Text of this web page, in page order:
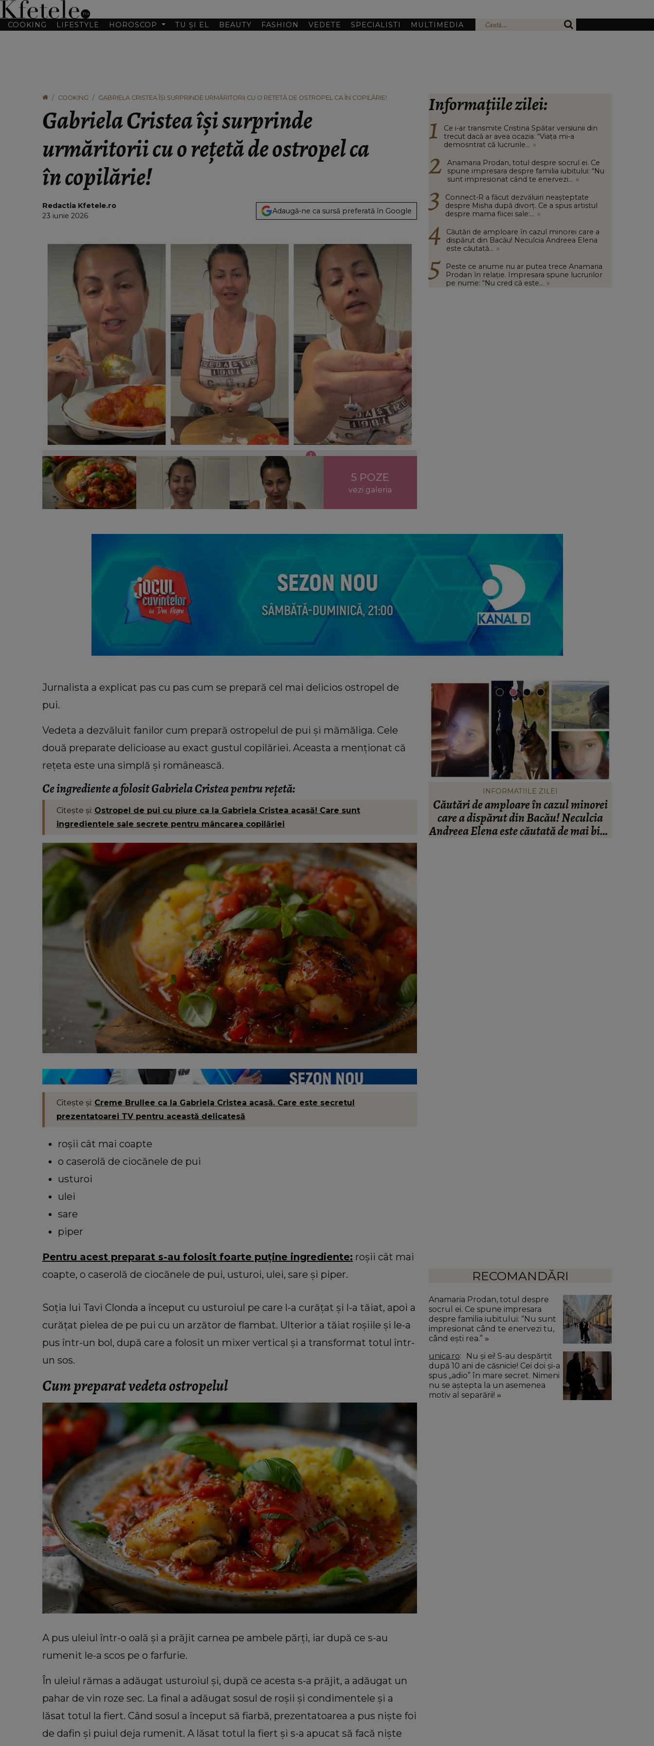
COOKING LIFESTYLE HOROSCOP TU ȘI EL BEAUTY FASHION VEDETE SPECIALISTI MULTIMEDIA
COOKING GABRIELA CRISTEA ÎȘI SURPRINDE URMĂRITORII CU O REȚETĂ DE OSTROPEL CA ÎN COPILĂRIE!
Gabriela Cristea își surprinde
urmăritorii cu o rețetă de ostropel ca
în copilărie!
Redactia Kfetele.ro
23 iunie 2026
Adaugă-ne ca sursă preferată în Google
Gabriela Cristea își surprinde urmăritorii cu o rețetă de ostropel ca în copilărie!
5 POZE
vezi galeria
Informațiile zilei:
Ce i-ar transmite Cristina Spătar versiunii din
trecut dacă ar avea ocazia: “Viața mi-a
demosntrat că lucrurile... »
Anamaria Prodan, totul despre socrul ei. Ce
spune impresara despre familia iubitului: “Nu
sunt impresionat când te enervezi... »
Connect-R a făcut dezvăluiri neașteptate
despre Misha după divorț. Ce a spus artistul
despre mama fiicei sale:... »
Căutări de amploare în cazul minorei care a
dispărut din Bacău! Neculcia Andreea Elena
este căutată... »
Peste ce anume nu ar putea trece Anamaria
Prodan în relație. Impresara spune lucrurilor
pe nume: “Nu cred că este... »
Jurnalista a explicat pas cu pas cum se prepară cel mai delicios ostropel de
pui.
Vedeta a dezvăluit fanilor cum prepară ostropelul de pui și mămăliga. Cele
două preparate delicioase au exact gustul copilăriei. Aceasta a menționat că
rețeta este una simplă și românească.
Ce ingrediente a folosit Gabriela Cristea pentru rețetă:
Citește și: Ostropel de pui cu piure ca la Gabriela Cristea acasă! Care sunt
ingredientele sale secrete pentru mâncarea copilăriei
Citește și: Creme Brullee ca la Gabriela Cristea acasă. Care este secretul
prezentatoarei TV pentru această delicatesă
roșii cât mai coapte
o caserolă de ciocănele de pui
usturoi
ulei
sare
piper
Pentru acest preparat s-au folosit foarte puține ingrediente: roșii cât mai
coapte, o caserolă de ciocănele de pui, usturoi, ulei, sare și piper.
Soția lui Tavi Clonda a început cu usturoiul pe care l-a curățat și l-a tăiat, apoi a
curățat pielea de pe pui cu un arzător de flambat. Ulterior a tăiat roșiile și le-a
pus într-un bol, după care a folosit un mixer vertical și a transformat totul într-
un sos.
Cum preparat vedeta ostropelul
A pus uleiul într-o oală și a prăjit carnea pe ambele părți, iar după ce s-au
rumenit le-a scos pe o farfurie.
În uleiul rămas a adăugat usturoiul și, după ce acesta s-a prăjit, a adăugat un
pahar de vin roze sec. La final a adăugat sosul de roșii și condimentele și a
lăsat totul la fiert. Când sosul a început să fiarbă, prezentatoarea a pus niște foi
de dafin și puiul deja rumenit. A lăsat totul la fiert și s-a apucat să facă niște
VEDETE
VIDEO Cu ce se ocupă George Restivan
în America. Soțul Adrianei
Bahmuțeanu a dezvăluit de ce petrece
atât de mult timp în România:
„Trebuie să ne împărțim pe două
continente.”
Anamaria Prodan, totul despre socrul
ei. Ce spune impresara despre familia
iubitului: “Nu sunt impresionat când
te enervezi tu, când ești rea.”
INFORMATIILE ZILEI
Căutări de amploare în cazul minorei
care a dispărut din Bacău! Neculcia
Andreea Elena este căutată de mai bine
RECOMANDĂRI
Anamaria Prodan, totul despre
socrul ei. Ce spune impresara
despre familia iubitului: “Nu sunt
impresionat când te enervezi tu,
când ești rea.”
unica.ro
după 10 ani de căsnicie! Cei doi și-a
spus „adio” în mare secret. Nimeni
nu se aștepta la un asemenea
motiv al separării!